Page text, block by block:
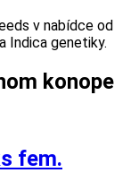
v nabídce od
Indica genetiky.
konope
fem.